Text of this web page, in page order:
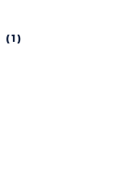
(1)